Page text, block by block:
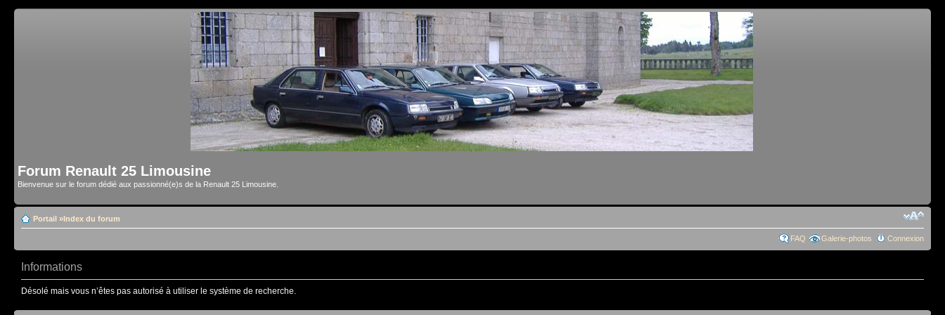
Forum Renault 25 Limousine
Bienvenue sur le forum dédié aux passionné(e)s de la Renault 25 Limousine.
Portail »Index du forum
FAQ Galerie-photos Connexion
Informations
Désolé mais vous n’êtes pas autorisé à utiliser le système de recherche.